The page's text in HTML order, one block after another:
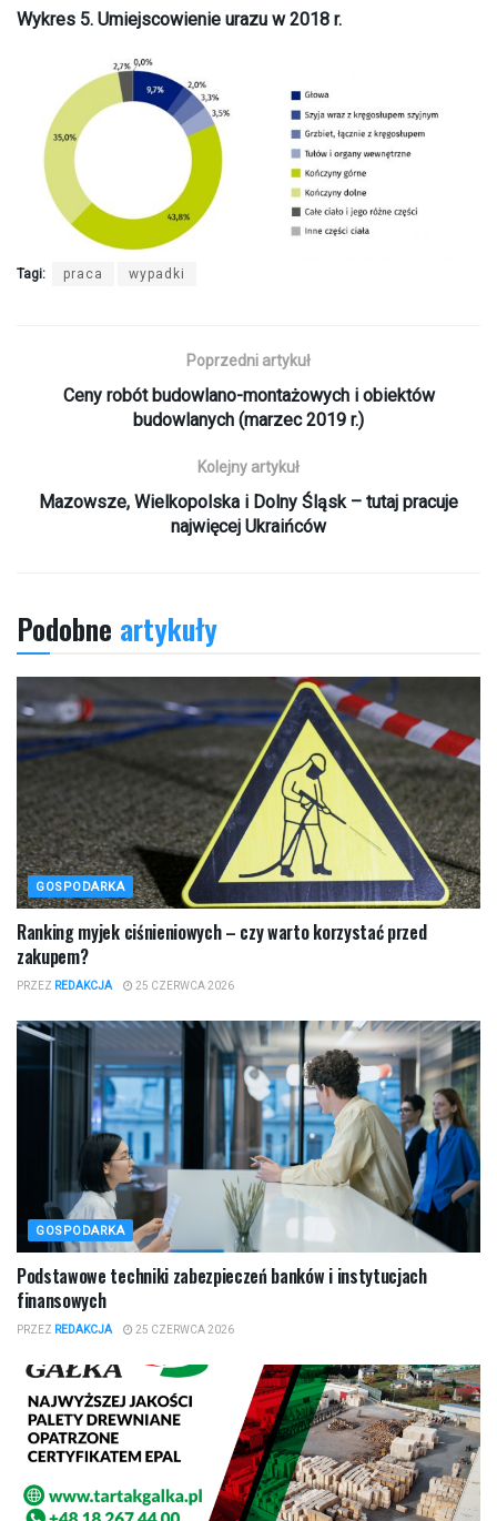
Wykres 5. Umiejscowienie urazu w 2018 r.
Tagi: praca wypadki
Poprzedni artykuł
Ceny robót budowlano-montażowych i obiektów
budowlanych (marzec 2019 r.)
Kolejny artykuł
Mazowsze, Wielkopolska i Dolny Śląsk – tutaj pracuje
najwięcej Ukraińców
Podobne artykuły
GOSPODARKA
Ranking myjek ciśnieniowych – czy warto korzystać przed
zakupem?
PRZEZ REDAKCJA 25 CZERWCA 2026
GOSPODARKA
Podstawowe techniki zabezpieczeń banków i instytucjach
finansowych
PRZEZ REDAKCJA 25 CZERWCA 2026